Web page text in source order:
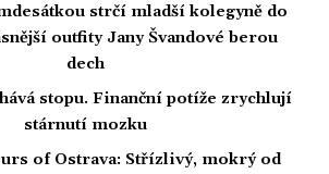
strčí mladší kolegyně do
outfity Jany Švandové berou
dech
stopu. Finanční potíže zrychlují
stárnutí mozku
of Ostrava: Střízlivý, mokrý od